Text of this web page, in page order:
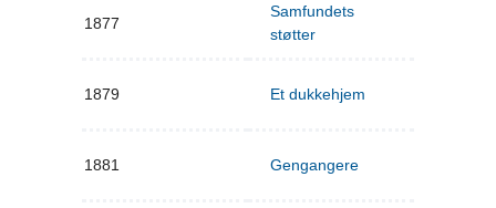
1877
Samfundets
støtter
1879 Et dukkehjem
1881 Gengangere